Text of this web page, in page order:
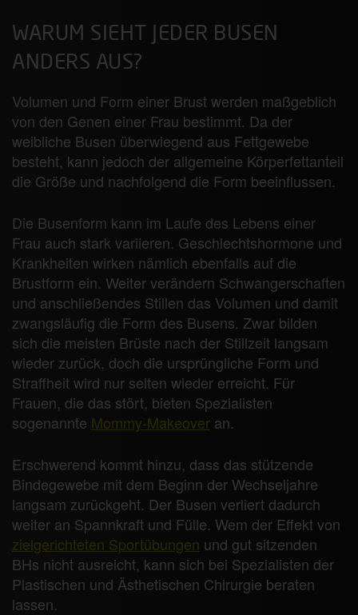
WARUM SIEHT JEDER BUSEN
ANDERS AUS?
Volumen und Form einer Brust werden maßgeblich
von den Genen einer Frau bestimmt. Da der
weibliche Busen überwiegend aus Fettgewebe
besteht, kann jedoch der allgemeine Körperfettanteil
die Größe und nachfolgend die Form beeinflussen.
Die Busenform kann im Laufe des Lebens einer
Frau auch stark variieren. Geschlechtshormone und
Krankheiten wirken nämlich ebenfalls auf die
Brustform ein. Weiter verändern Schwangerschaften
und anschließendes Stillen das Volumen und damit
zwangsläufig die Form des Busens. Zwar bilden
sich die meisten Brüste nach der Stillzeit langsam
wieder zurück, doch die ursprüngliche Form und
Straffheit wird nur selten wieder erreicht. Für
Frauen, die das stört, bieten Spezialisten
sogenannte Mommy-Makeover an.
Erschwerend kommt hinzu, dass das stützende
Bindegewebe mit dem Beginn der Wechseljahre
langsam zurückgeht. Der Busen verliert dadurch
weiter an Spannkraft und Fülle. Wem der Effekt von
zielgerichteten Sportübungen und gut sitzenden
BHs nicht ausreicht, kann sich bei Spezialisten der
Plastischen und Ästhetischen Chirurgie beraten
lassen.